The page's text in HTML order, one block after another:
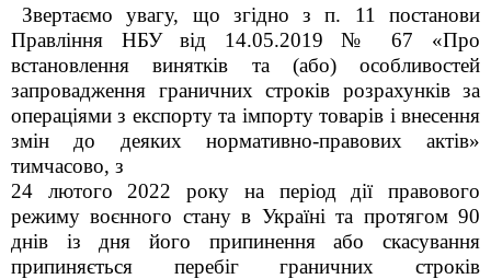
Звертаємо увагу, що згідно з п. 11 постанови
Правління НБУ від 14.05.2019 № 67 «Про
встановлення винятків та (або) особливостей
запровадження граничних строків розрахунків за
операціями з експорту та імпорту товарів і внесення
змін до деяких нормативно-правових актів»
тимчасово, з
24 лютого 2022 року на період дії правового
режиму воєнного стану в Україні та протягом 90
днів із дня його припинення або скасування
припиняється перебіг граничних строків